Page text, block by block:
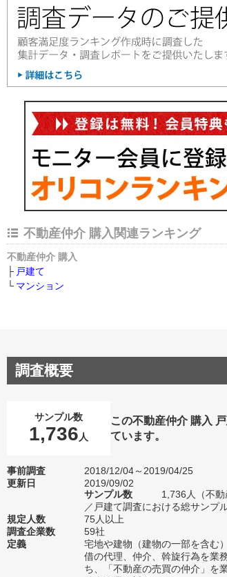
不動産仲介 購入関連ランキング
不動産仲介 購入
戸建て
マンション
調査概要
サンプル数
1,736 人
この不動産仲介 購入
ています。
事前調査
2018/12/04～2019/04/25
更新日
2019/09/02
サンプル数
1,736人（不
／戸建て調査における総サンプ
規定人数
75人以上
調査企業数
59社
定義
宅地や建物（建物の一部を含む
借の代理、仲介、斡旋行為を業
ち、「不動産の売買の仲介」を